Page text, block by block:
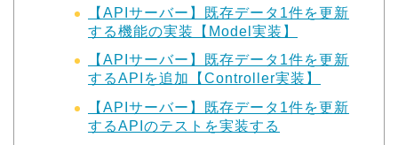
【APIサーバー】既存データ1件を更新
する機能の実装【Model実装】
【APIサーバー】既存データ1件を更新
するAPIを追加【Controller実装】
【APIサーバー】既存データ1件を更新
するAPIのテストを実装する